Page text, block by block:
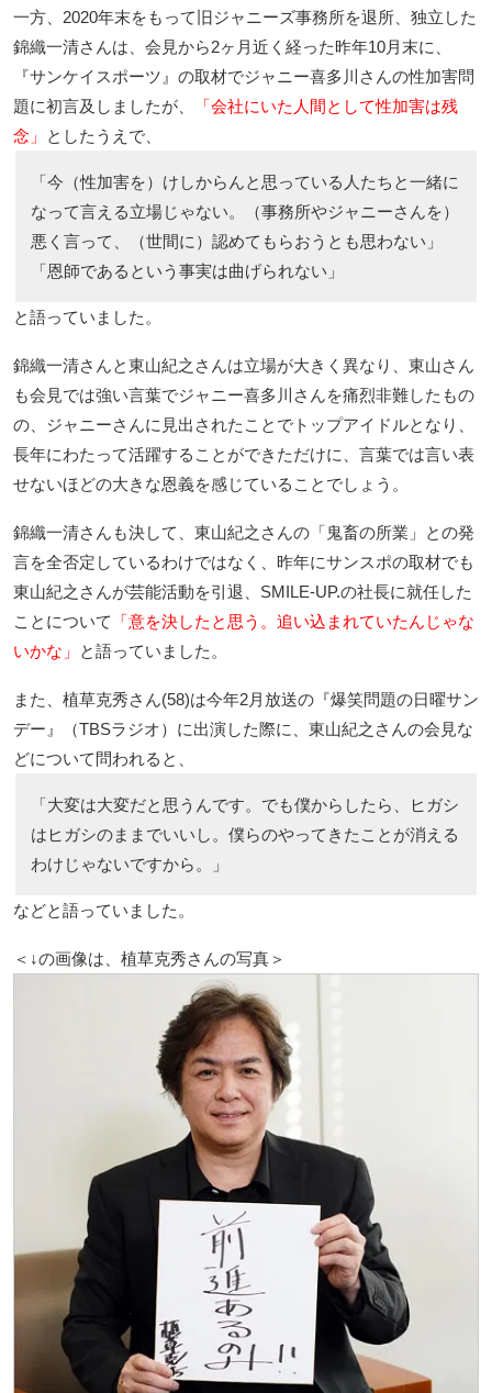
一方、2020年末をもって旧ジャニーズ事務所を退所、独立した
錦織一清さんは、会見から2ヶ月近く経った昨年10月末に、
『サンケイスポーツ』の取材でジャニー喜多川さんの性加害問
題に初言及しましたが、
「会社にいた人間として性加害は残
念」
としたうえで、
「今（性加害を）けしからんと思っている人たちと一緒に
なって言える立場じゃない。（事務所やジャニーさんを）
悪く言って、（世間に）認めてもらおうとも思わない」
「恩師であるという事実は曲げられない」
と語っていました。
錦織一清さんと東山紀之さんは立場が大きく異なり、東山さん
も会見では強い言葉でジャニー喜多川さんを痛烈非難したもの
の、ジャニーさんに見出されたことでトップアイドルとなり、
長年にわたって活躍することができただけに、言葉では言い表
せないほどの大きな恩義を感じていることでしょう。
錦織一清さんも決して、東山紀之さんの「鬼畜の所業」との発
言を全否定しているわけではなく、昨年にサンスポの取材でも
東山紀之さんが芸能活動を引退、SMILE-UP.の社長に就任した
ことについて
「意を決したと思う。追い込まれていたんじゃな
いかな」
と語っていました。
また、植草克秀さん(58)は今年2月放送の『爆笑問題の日曜サン
デー』（TBSラジオ）に出演した際に、東山紀之さんの会見な
どについて問われると、
「大変は大変だと思うんです。でも僕からしたら、ヒガシ
はヒガシのままでいいし。僕らのやってきたことが消える
わけじゃないですから。」
などと語っていました。
＜↓の画像は、植草克秀さんの写真＞